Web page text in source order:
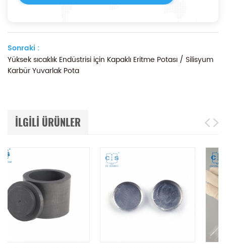
Sonraki :
Yüksek sıcaklık Endüstrisi için Kapaklı Eritme Potası / Silisyum
Karbür Yuvarlak Pota
ILGILI ÜRÜNLER